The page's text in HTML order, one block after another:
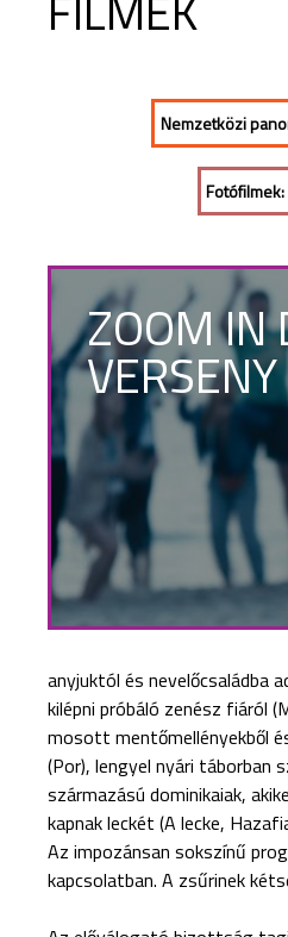
Nemzetközi
ZOOM IN
VERSENY
anyjuktól és nevelőcsaládba
kilépni próbáló zenész fiáról
mosott mentőmellényekből
(Por), lengyel nyári táborban
származású dominikaiak,
kapnak leckét (A lecke,
Az impozánsan sokszínű
kapcsolatban. A zsűrinek